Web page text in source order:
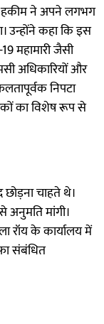
हकीम ने अपने लगभग
उन्होंने कहा कि इस
महामारी जैसी
अधिकारियों और
निपटा
का विशेष रूप से
चाहते थे।
अनुमति मांगी।
रॉय के कार्यालय में
संबंधित